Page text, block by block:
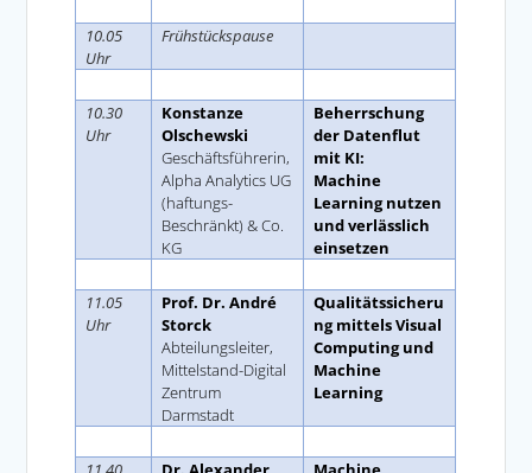
10.05
Uhr
Frühstückspause
10.30
Uhr
Konstanze
Olschewski
Geschäftsführerin,
Alpha Analytics UG
(haftungs-
Beschränkt) & Co.
KG
Beherrschung
der Datenflut
mit KI:
Machine
Learning nutzen
und verlässlich
einsetzen
11.05
Uhr
Prof. Dr. André
Storck
Abteilungsleiter,
Mittelstand-Digital
Zentrum
Darmstadt
Qualitätssicheru
ng mittels Visual
Computing und
Machine
Learning